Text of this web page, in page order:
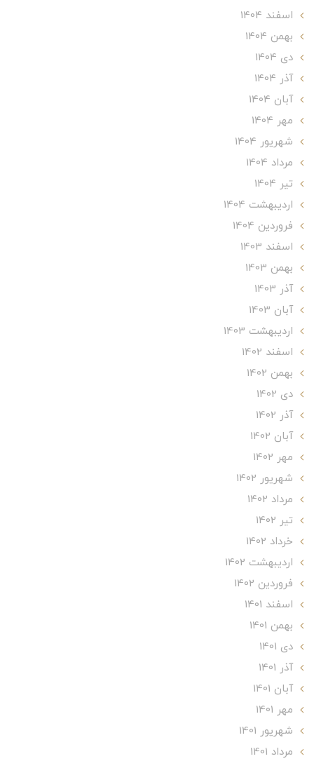
اسفند 1404
بهمن 1404
دی 1404
آذر 1404
آبان 1404
مهر 1404
شهریور 1404
مرداد 1404
تير 1404
ارديبهشت 1404
فروردین 1404
اسفند 1403
بهمن 1403
آذر 1403
آبان 1403
ارديبهشت 1403
اسفند 1402
بهمن 1402
دی 1402
آذر 1402
آبان 1402
مهر 1402
شهریور 1402
مرداد 1402
تير 1402
خرداد 1402
ارديبهشت 1402
فروردین 1402
اسفند 1401
بهمن 1401
دی 1401
آذر 1401
آبان 1401
مهر 1401
شهریور 1401
مرداد 1401